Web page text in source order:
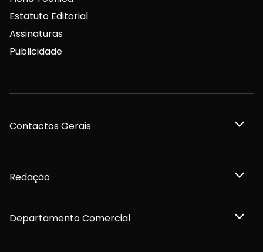
Estatuto Editorial
Assinaturas
Publicidade
Contactos Gerais
Redação
Departamento Comercial